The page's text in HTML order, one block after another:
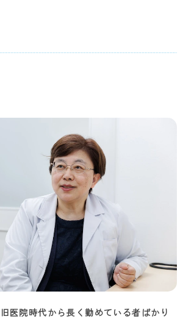
医院時代から長く勤めている者ばかり